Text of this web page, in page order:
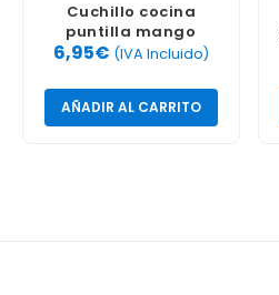
Cuchillo cocina
puntilla mango
negro 8cm
6,95€ (IVA Incluido)
AÑADIR AL CARRITO